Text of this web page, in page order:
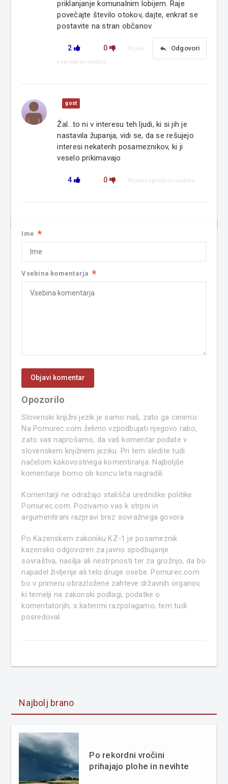
priklanjanje komunalnim lobijem. Raje
povečajte število otokov, dajte, enkrat se
postavite na stran občanov.
2 0 reply Odgovori
Prijavi
neprimerno vsebino
gost
Žal...to ni v interesu teh ljudi, ki si jih je
nastavila županja, vidi se, da se rešujejo
interesi nekaterih posameznikov, ki ji
veselo prikimavajo
4 0 Prijavi neprimerno vsebino
Ime *
Vsebina komentarja *
Opozorilo
Slovenski knjižni jezik je samo naš, zato ga cenimo.
Na Pomurec.com želimo vzpodbujati njegovo rabo,
zato vas naprošamo, da vaš komentar podate v
slovenskem knjižnem jeziku. Pri tem sledite tudi
načelom kakovostnega komentiranja. Najboljše
komentarje bomo ob koncu leta nagradili.
Komentarji ne odražajo stališča uredniške politike
Pomurec.com. Pozivamo vas k strpni in
argumentirani razpravi brez sovražnega govora.
Po Kazenskem zakoniku KZ-1 je posameznik
kazensko odgovoren za javno spodbujanje
sovraštva, nasilja ali nestrpnosti ter za grožnjo, da bo
napadel življenje ali telo druge osebe. Pomurec.com
bo v primeru obrazložene zahteve državnih organov,
ki temelji na zakonski podlagi, podatke o
komentatorjih, s katerimi razpolagamo, tem tudi
posredoval.
Najbolj brano
Po rekordni vročini
prihajajo plohe in nevihte